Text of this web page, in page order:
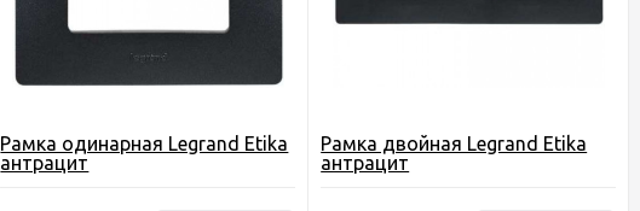
Рамка одинарная Legrand Etika
антрацит
Рамка двойная Legrand Etika
антрацит